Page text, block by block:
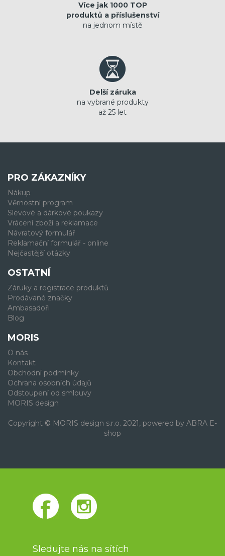
Více jak 1000 TOP
produktů a příslušenství
na jednom místě
Delší záruka
na vybrané produkty
až 25 let
PRO ZÁKAZNÍKY
Nákup
Věrnostní program
Slevové a dárkové poukazy
Vrácení zboží a reklamace
Návratový formulář
Reklamační formulář - online
Nejčastější otázky
OSTATNÍ
Záruky a registrace produktů
Prodávané značky
Ambasadoři
Blog
MORIS
O nás
Kontakt
Obchodní podmínky
Ochrana osobních údajů
Odstoupení od smlouvy
MORIS design
Copyright © MORIS design s.r.o. 2021, powered by ABRA E-
shop
Sledujte nás na sítích